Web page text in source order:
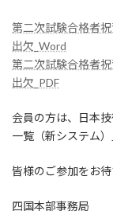
第二次試験合格者
出欠_Word
第二次試験合格者
出欠_PDF
会員の方は、日本
一覧（新システム
皆様のご参加をお待
四国本部事務局